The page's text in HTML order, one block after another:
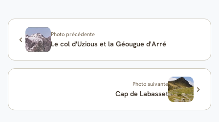
Photo précédente
Le col d'Uzious et la Géougue d'Arré
Photo suivante
Cap de Labasset